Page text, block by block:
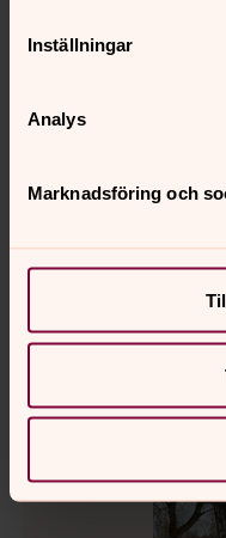
Inställningar
Analys
Marknadsföring och
Lena Berggren
Direkt:
Mer om Lena